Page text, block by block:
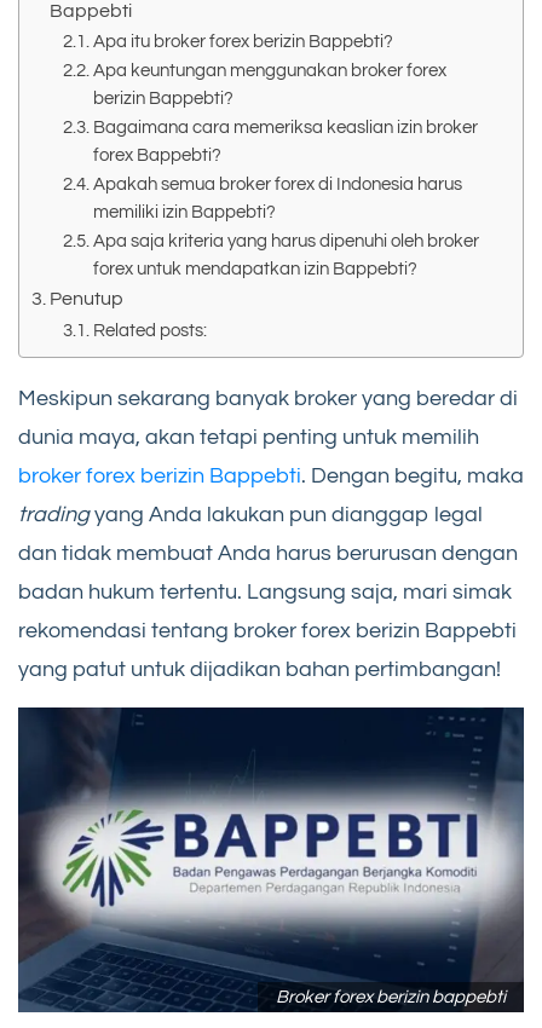
Bappebti
Apa itu broker forex berizin Bappebti?
Apa keuntungan menggunakan broker forex
berizin Bappebti?
Bagaimana cara memeriksa keaslian izin broker
forex Bappebti?
Apakah semua broker forex di Indonesia harus
memiliki izin Bappebti?
Apa saja kriteria yang harus dipenuhi oleh broker
forex untuk mendapatkan izin Bappebti?
Penutup
Related posts:
Meskipun sekarang banyak broker yang beredar di
dunia maya, akan tetapi penting untuk memilih
broker forex berizin Bappebti. Dengan begitu, maka
tradingyang Anda lakukan pun dianggap legal
dan tidak membuat Anda harus berurusan dengan
badan hukum tertentu. Langsung saja, mari simak
rekomendasi tentang broker forex berizin Bappebti
yang patut untuk dijadikan bahan pertimbangan!
Broker forex berizin bappebti